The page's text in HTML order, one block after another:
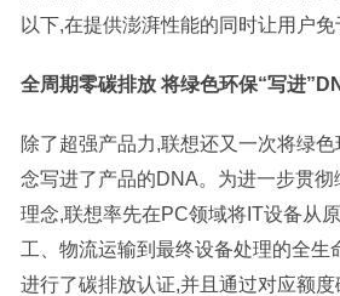
以下,在提供澎湃性能的同时让用户免
全周期零碳排放 将绿色环保“写进
除了超强产品力,联想还又一次将绿
念写进了产品的DNA。为进一步贯
理念,联想率先在PC领域将IT设备从
工、物流运输到最终设备处理的全生
进行了碳排放认证,并且通过对应额